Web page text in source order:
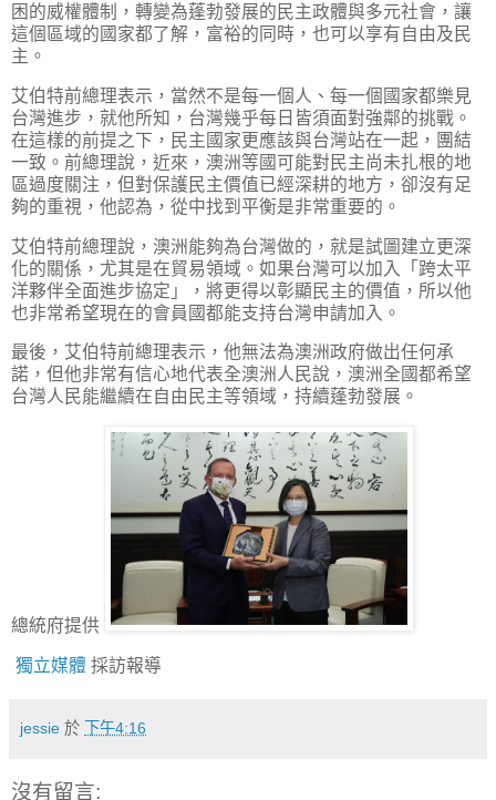
困的威權體制，轉變為蓬勃發展的民主政體與多元社會，讓
這個區域的國家都了解，富裕的同時，也可以享有自由及民
主。
艾伯特前總理表示，當然不是每一個人、每一個國家都樂見
台灣進步，就他所知，台灣幾乎每日皆須面對強鄰的挑戰。
在這樣的前提之下，民主國家更應該與台灣站在一起，團結
一致。前總理說，近來，澳洲等國可能對民主尚未扎根的地
區過度關注，但對保護民主價值已經深耕的地方，卻沒有足
夠的重視，他認為，從中找到平衡是非常重要的。
艾伯特前總理說，澳洲能夠為台灣做的，就是試圖建立更深
化的關係，尤其是在貿易領域。如果台灣可以加入「跨太平
洋夥伴全面進步協定」，將更得以彰顯民主的價值，所以他
也非常希望現在的會員國都能支持台灣申請加入。
最後，艾伯特前總理表示，他無法為澳洲政府做出任何承
諾，但他非常有信心地代表全澳洲人民說，澳洲全國都希望
台灣人民能繼續在自由民主等領域，持續蓬勃發展。
總統府提供
獨立媒體 採訪報導
jessie 於 下午4:16
沒有留言: